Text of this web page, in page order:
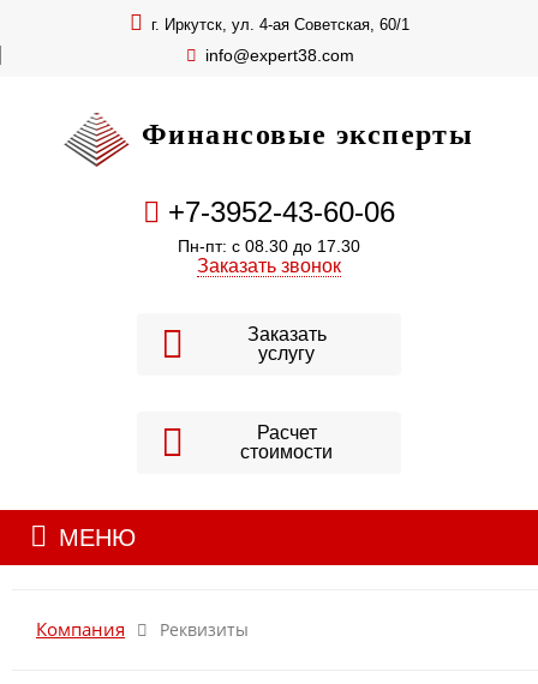
г. Иркутск, ул. 4-ая Советская, 60/1
info@expert38.com
Финансовые эксперты
+7-3952-43-60-06
Пн-пт: с 08.30 до 17.30
Заказать звонок
Заказать
услугу
Расчет
стоимости
МЕНЮ
Компания Реквизиты